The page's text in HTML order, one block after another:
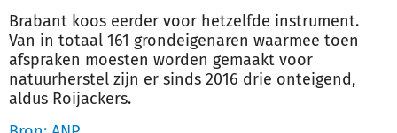
Brabant koos eerder voor hetzelfde instrument.
Van in totaal 161 grondeigenaren waarmee toen
afspraken moesten worden gemaakt voor
natuurherstel zijn er sinds 2016 drie onteigend,
aldus Roijackers.